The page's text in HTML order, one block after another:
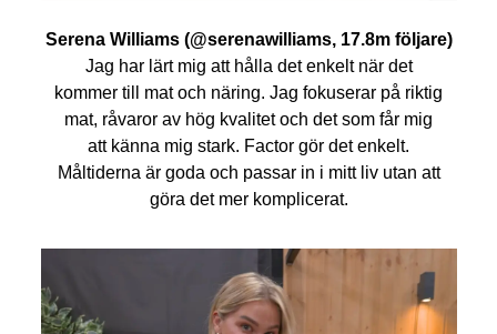
Serena Williams (@serenawilliams, 17.8m följare)
Jag har lärt mig att hålla det enkelt när det
kommer till mat och näring. Jag fokuserar på riktig
mat, råvaror av hög kvalitet och det som får mig
att känna mig stark. Factor gör det enkelt.
Måltiderna är goda och passar in i mitt liv utan att
göra det mer komplicerat.